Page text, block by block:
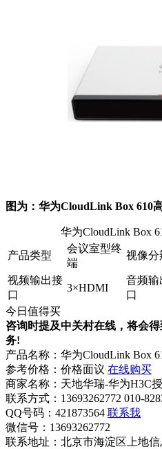
图为：华为CloudLink Box 610
华为CloudLink Box
产品类型
会议室型终
端
视像分
视频输出接
口
3×HDMI
音频输
口
今日值得买
咨询时提及中关村在线，将会
务!
产品名称： 华为CloudLink Box
参考价格： 价格面议 在线购买
商家名称： 天地华瑞-华为H3C
联系方式： 13693262772 010-
QQ号码：421873564 联系我
微信号： 13693262772
联系地址： 北京市海淀区上地